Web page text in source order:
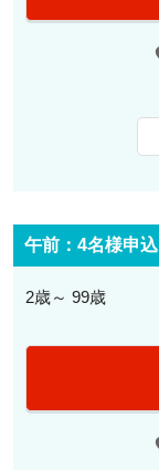
最少催行人数
るサービス
午前：4名様申込
2歳～ 99歳